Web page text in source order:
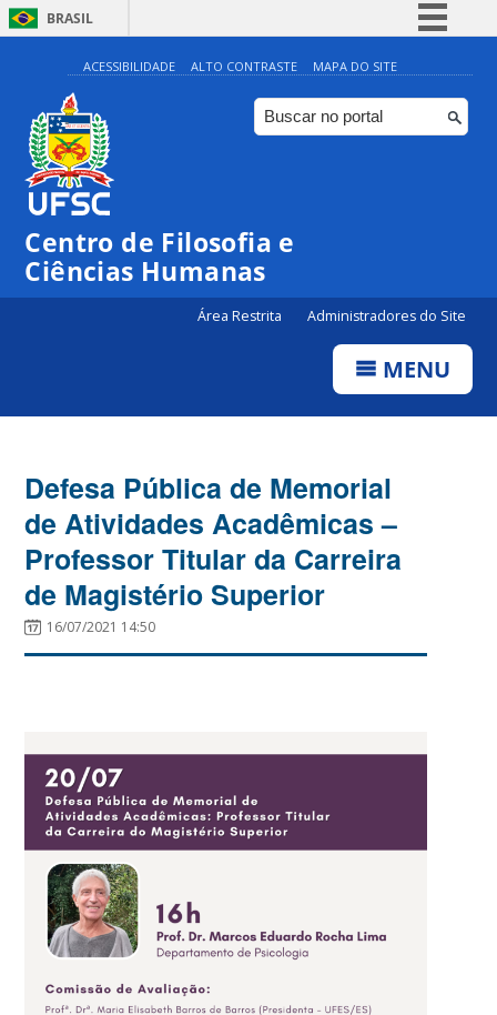
BRASIL
Simplifique!
Comunica BR
Participe
ACESSIBILIDADE ALTO CONTRASTE MAPA DO SITE
Centro de Filosofia e
Ciências Humanas
Área Restrita Administradores do Site
MENU
Defesa Pública de Memorial
de Atividades Acadêmicas –
Professor Titular da Carreira
de Magistério Superior
16/07/2021 14:50